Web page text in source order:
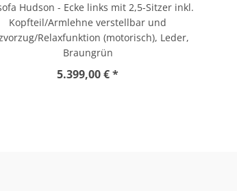
Hudson - Ecke links mit 2,5-Sitzer inkl.
Kopfteil/Armlehne verstellbar und
Relaxfunktion (motorisch), Leder,
Braungrün
5.399,00 € *